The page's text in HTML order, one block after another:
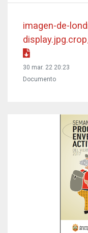
imagen-de-
30 mar. 22 20:23
Documento